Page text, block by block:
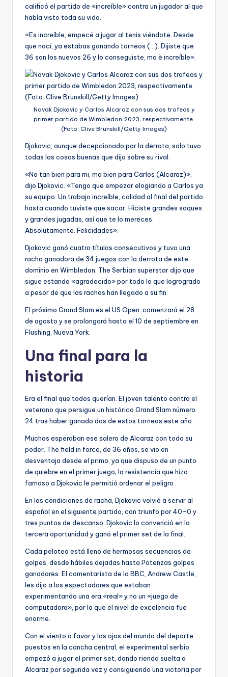
calificó el partido de «increíble» contra un jugador al que
había visto toda su vida.
«Es increíble, empecé a jugar al tenis viéndote. Desde
que nací, ya estabas ganando torneos (…). Dijiste que
36 son los nuevos 26 y lo conseguiste, ma è increíble».
Novak Djokovic y Carlos Alcaraz con sus dos trofeos y
primer partido de Wimbledon 2023, respectivamente.
(Foto: Clive Brunskill/Getty Images)
Djokovic, aunque decepcionado por la derrota, solo tuvo
todas las cosas buenas que dijo sobre su rival.
«No tan bien para mi, ma bien para Carlos (Alcaraz)»,
dijo Djokovic. «Tengo que empezar elogiando a Carlos ya
su equipo. Un trabajo increíble, calidad al final del partido
hasta cuando tuviste que sacar. Hiciste grandes saques
y grandes jugadas, así que te lo mereces.
Absolutamente. Felicidades».
Djokovic ganó cuatro títulos consecutivos y tuvo una
racha ganadora de 34 juegos con la derrota de este
dominio en Wimbledon. The Serbian superstar dijo que
sigue estando «agradecido» por todo lo que logrogrado
a pesor de que las rachas han llegado a su fin.
El próximo Grand Slam es el US Open: comenzará el 28
de agosto y se prolongará hasta el 10 de septiembre en
Flushing, Nueva York.
Una final para la
historia
Era el final que todos querían. El joven talento contra el
veterano que persigue un histórico Grand Slam número
24 tras haber ganado dos de estos torneos este año.
Muchos esperaban ese salero de Alcaraz con todo su
poder. The field in force, de 36 años, se vio en
desventaja desde el primo, ya que dispuso de un punto
de quiebre en el primer juego; la resistencia que hizo
famoso a Djokovic le permitió ordenar el peligro.
En las condiciones de racha, Djokovic volvió a servir al
español en el siguiente partido, con triunfo por 40-0 y
tres puntos de descanso. Djokovic lo convenció en la
tercera oportunidad y ganó el primer set de la final.
Cada peloteo está lleno de hermosas secuencias de
golpes, desde hábiles dejadas hasta Potenzas golpes
ganadores. El comentarista de la BBC, Andrew Castle,
les dijo a los espectadores que estaban
experimentando una era «real» y no un «juego de
computadora», por lo que el nivel de excelencia fue
enorme.
Con el viento a favor y los ojos del mundo del deporte
puestos en la cancha central, el experimental serbio
empezó a jugar el primer set, dando rienda suelta a
Alcaraz por segunda vez y consiguiendo una victoria por